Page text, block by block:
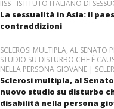
IISS - ISTITUTO ITALIANO DI
La sessualità in Asia: il
contraddizioni
SCLEROSI MULTIPLA, AL SENATO
STUDIO SU DISTURBO CHE È
NELLA PERSONA GIOVANE |
Sclerosi multipla, al
nuovo studio su disturbo
disabilità nella persona